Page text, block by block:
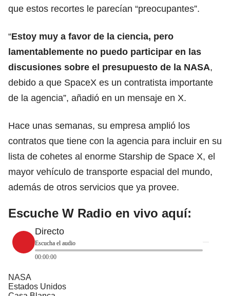
que estos recortes le parecían “preocupantes”.
“Estoy muy a favor de la ciencia, pero
lamentablemente no puedo participar en las
discusiones sobre el presupuesto de la NASA,
debido a que SpaceX es un contratista importante
de la agencia”, añadió en un mensaje en X.
Hace unas semanas, su empresa amplió los
contratos que tiene con la agencia para incluir en su
lista de cohetes al enorme Starship de Space X, el
mayor vehículo de transporte espacial del mundo,
además de otros servicios que ya provee.
Escuche W Radio en vivo aquí:
Directo
Escucha el audio
00:00:00
NASA
Estados Unidos